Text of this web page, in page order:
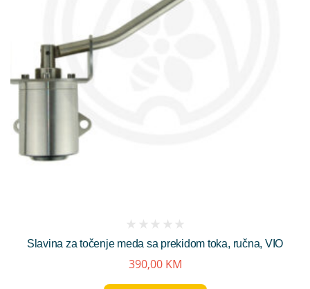
Slavina za točenje meda sa prekidom toka, ručna, VIO
reviews)
390,00 KM